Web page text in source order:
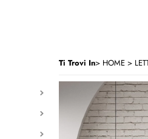
Ti Trovi In HOME